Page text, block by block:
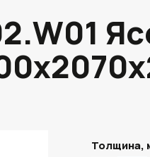
Толщина,